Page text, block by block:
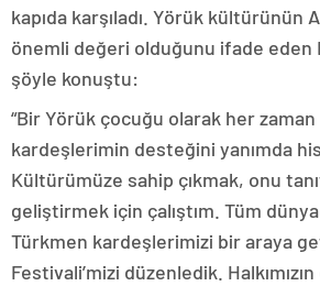
kapıda karşıladı. Yörük kültürünün
önemli değeri olduğunu ifade eden
şöyle konuştu:
“Bir Yörük çocuğu olarak her
kardeşlerimin desteğini yanımda
Kültürümüze sahip çıkmak, onu
geliştirmek için çalıştım. Tüm
Türkmen kardeşlerimizi bir araya
Festivali’mizi düzenledik.